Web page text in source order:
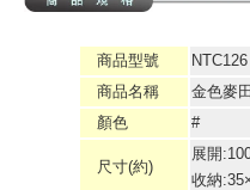
商品型號
NTC126
商品名稱
金色麥
顏色
#
尺寸(約)
展開
收納